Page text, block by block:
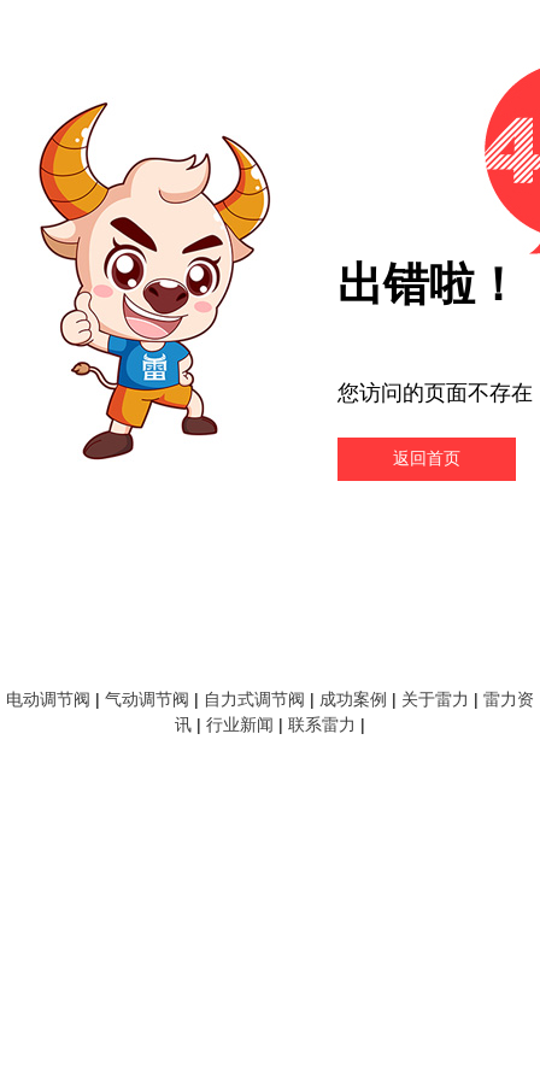
出错啦！
您访问的页面不存在
返回首页
电动调节阀 | 气动调节阀 | 自力式调节阀 | 成功案例 | 关于雷力 | 雷力资
讯 | 行业新闻 | 联系雷力 |